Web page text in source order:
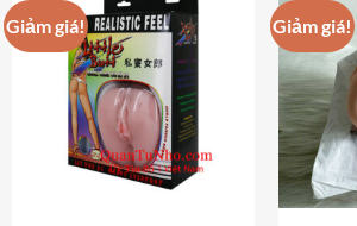
Giảm giá! Giảm giá!